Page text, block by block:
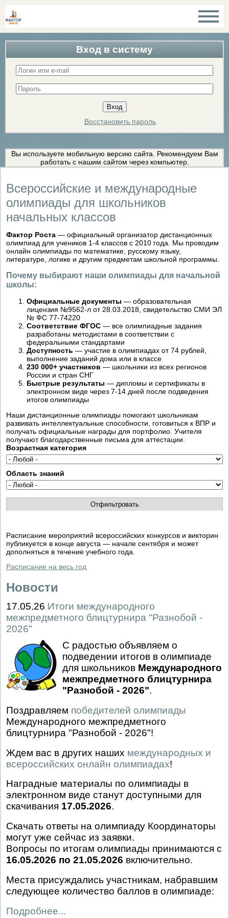
Вход в систему
Восстановить пароль
Вы используете мобильную версию сайта. Рекомендуем Вам
работать с нашим сайтом через компьютер.
Всероссийские и международные
олимпиады для школьников
начальных классов
Фактор Роста — официальный организатор дистанционных
олимпиад для учеников 1-4 классов с 2010 года. Мы проводим
онлайн олимпиады по математике, русскому языку,
литературе, логике и другим предметам школьной программы.
Почему выбирают наши олимпиады для начальной
школы:
Официальные документы — образовательная
лицензия №9562-л от 28.03.2018, свидетельство СМИ ЭЛ
№ ФС 77-74220
Соответствие ФГОС — все олимпиадные задания
разработаны методистами в соответствии с
федеральными стандартами
Доступность — участие в олимпиадах от 74 рублей,
выполнение заданий дома или в классе
230 000+ участников — школьники из всех регионов
России и стран СНГ
Быстрые результаты — дипломы и сертификаты в
электронном виде через 7-14 дней после подведения
итогов олимпиады
Наши дистанционные олимпиады помогают школьникам
развивать интеллектуальные способности, готовиться к ВПР и
получать официальные награды для портфолио. Учителя
получают благодарственные письма для аттестации.
Возрастная категория
Область знаний
Расписание мероприятий всероссийских конкурсов и викторин
публикуется в конце августа — начале сентября и может
дополняться в течение учебного года.
Расписание на весь год
Новости
17.05.26 Итоги международного
межпредметного блицтурнира "Разнобой -
2026"
С радостью объявляем о
подведении итогов в олимпиаде
для школьников Международного
межпредметного блицтурнира
"Разнобой - 2026".
Поздравляем победителей олимпиады
Международного межпредметного
блицтурнира "Разнобой - 2026"!
Ждем вас в других наших международных и
всероссийских онлайн олимпиадах!
Наградные материалы по олимпиады в
электронном виде станут доступными для
скачивания 17.05.2026.
Скачать ответы на олимпиаду Координаторы
могут уже сейчас из заявки.
Вопросы по итогам олимпиады принимаются с
16.05.2026 по 21.05.2026 включительно.
Места присуждались участникам, набравшим
следующее количество баллов в олимпиаде:
Подробнее...